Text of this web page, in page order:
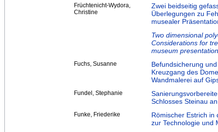
Früchtenicht-Wydora,
Christine
Zwei beidseitig
Überlegungen zu
musealer
Two dimensional
Considerations for
museum
Fuchs, Susanne
Befundsicherung
Kreuzgang des
Wandmalerei auf
Fundel, Stephanie
Schlosses Steinau
Funke, Friederike
Römischer Estrich
zur Technologie und